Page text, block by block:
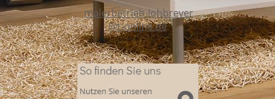
malerbetrieb-lohbreyer
@t-online.de